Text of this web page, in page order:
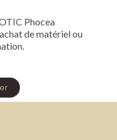
Phocea
de matériel ou